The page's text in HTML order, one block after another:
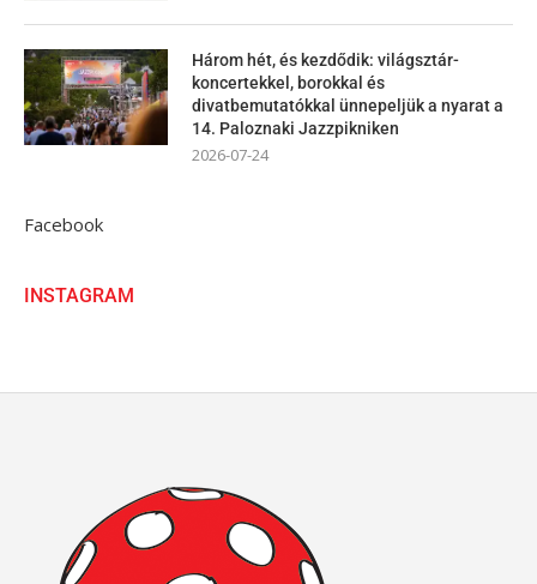
Három hét, és kezdődik: világsztár-
koncertekkel, borokkal és
divatbemutatókkal ünnepeljük a nyarat a
14. Paloznaki Jazzpikniken
2026-07-24
Facebook
INSTAGRAM